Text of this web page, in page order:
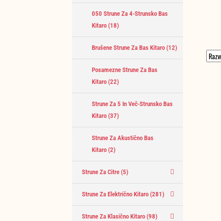
050 Strune Za 4-Strunsko Bas
Kitaro(18)
Brušene Strune Za Bas Kitaro(12)
Posamezne Strune Za Bas
Kitaro(22)
Strune Za 5 In Več-Strunsko Bas
Kitaro(37)
Strune Za Akustično Bas
Kitaro(2)
Strune Za Citre(5)
Strune Za Električno Kitaro(281)
Strune Za Klasično Kitaro(98)